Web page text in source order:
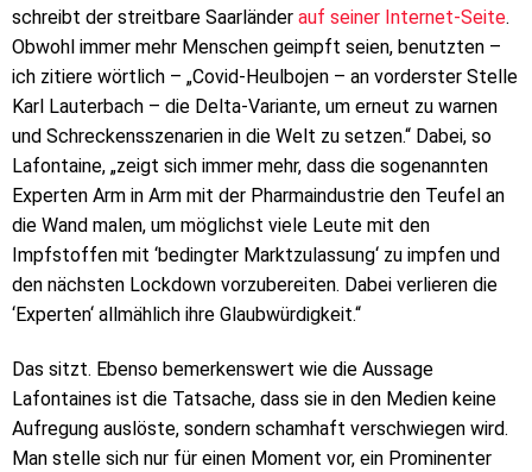
schreibt der streitbare Saarländer auf seiner Internet-Seite.
Obwohl immer mehr Menschen geimpft seien, benutzten –
ich zitiere wörtlich – „Covid-Heulbojen – an vorderster Stelle
Karl Lauterbach – die Delta-Variante, um erneut zu warnen
und Schreckensszenarien in die Welt zu setzen.“ Dabei, so
Lafontaine, „zeigt sich immer mehr, dass die sogenannten
Experten Arm in Arm mit der Pharmaindustrie den Teufel an
die Wand malen, um möglichst viele Leute mit den
Impfstoffen mit ‘bedingter Marktzulassung‘ zu impfen und
den nächsten Lockdown vorzubereiten. Dabei verlieren die
‘Experten‘ allmählich ihre Glaubwürdigkeit.“
Das sitzt. Ebenso bemerkenswert wie die Aussage
Lafontaines ist die Tatsache, dass sie in den Medien keine
Aufregung auslöste, sondern schamhaft verschwiegen wird.
Man stelle sich nur für einen Moment vor, ein Prominenter